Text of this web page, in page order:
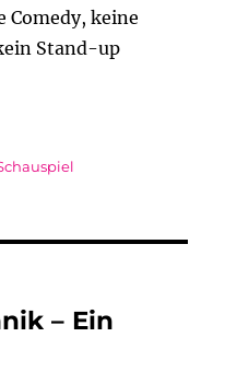
Comedy, keine
Stand-up
– Ein